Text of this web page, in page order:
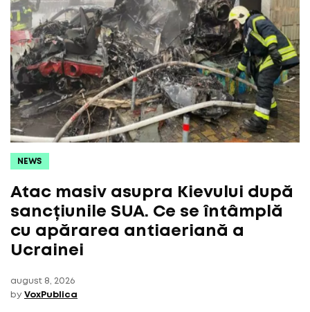
NEWS
Atac masiv asupra Kievului după
sancțiunile SUA. Ce se întâmplă
cu apărarea antiaeriană a
Ucrainei
august 8, 2026
by VoxPublica